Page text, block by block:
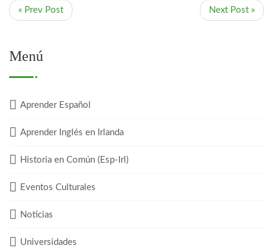
« Prev Post Next Post »
Menú
Aprender Español
Aprender Inglés en Irlanda
Historia en Común (Esp-Irl)
Eventos Culturales
Noticias
Universidades